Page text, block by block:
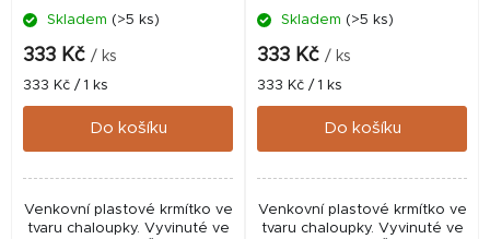
Skladem (>5 ks)
333 Kč / ks
Měrná
cena:
333 Kč / 1 ks
Do košíku
Venkovní plastové krmítko ve
tvaru chaloupky. Vyvinuté ve
Skladem (>5 ks)
333 Kč / ks
Měrná
cena:
333 Kč / 1 ks
Do košíku
Venkovní plastové krmítko ve
tvaru chaloupky. Vyvinuté ve